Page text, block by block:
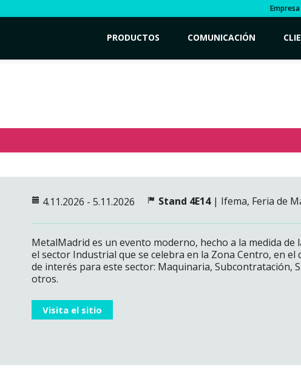
Empresa
PRODUCTOS COMUNICACIÓN
4.11.2026 - 5.11.2026 Stand 4E14| Ifema, Feria de
MetalMadrid es un evento moderno, hecho a la medida de
el sector Industrial que se celebra en la Zona Centro, en
de interés para este sector: Maquinaria, Subcontratación,
otros.
Visita el sitio